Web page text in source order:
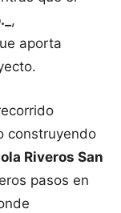
,
aporta
construyendo
Riveros San
pasos en